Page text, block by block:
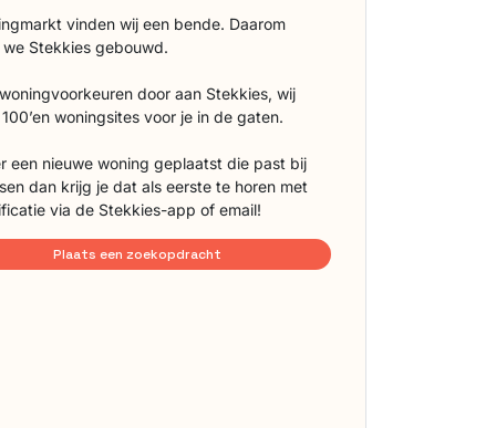
vinden wij een bende. Daarom
Stekkies gebouwd.
door aan Stekkies, wij
woningsites voor je in de gaten.
een nieuwe woning geplaatst die past bij
dan krijg je dat als eerste te horen met
via de Stekkies-app of email!
Plaats een zoekopdracht